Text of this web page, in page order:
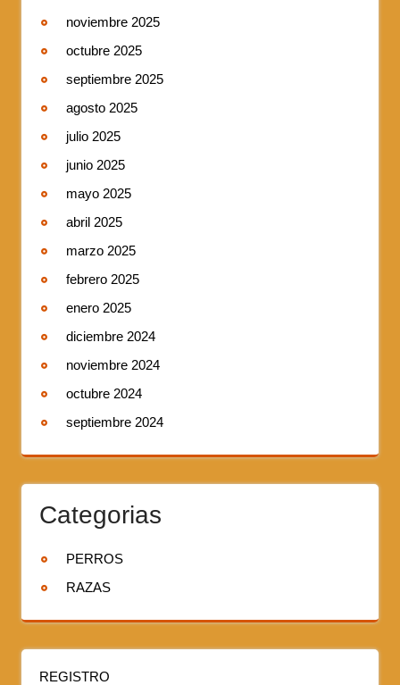
noviembre 2025
octubre 2025
septiembre 2025
agosto 2025
julio 2025
junio 2025
mayo 2025
abril 2025
marzo 2025
febrero 2025
enero 2025
diciembre 2024
noviembre 2024
octubre 2024
septiembre 2024
Categorias
PERROS
RAZAS
REGISTRO